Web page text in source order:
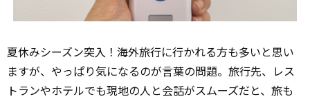
夏休みシーズン突入！海外旅行に行かれる方も多いと思い
ますが、やっぱり気になるのが言葉の問題。旅行先、レス
トランやホテルでも現地の人と会話がスムーズだと、旅も